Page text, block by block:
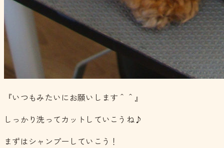
『いつもみたいにお願いします＾＾』
しっかり洗ってカットしていこうね♪
まずはシャンプーしていこう！